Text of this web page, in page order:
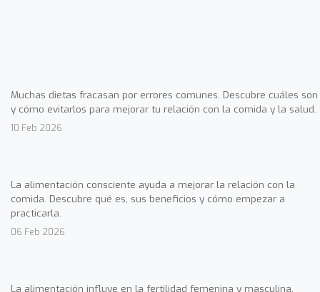
Muchas dietas fracasan por errores comunes. Descubre cuáles son
y cómo evitarlos para mejorar tu relación con la comida y la salud.
10 Feb 2026
La alimentación consciente ayuda a mejorar la relación con la
comida. Descubre qué es, sus beneficios y cómo empezar a
practicarla.
06 Feb 2026
La alimentación influye en la fertilidad femenina y masculina.